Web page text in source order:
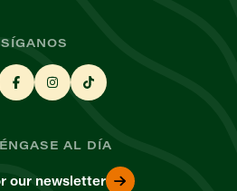
SÍGANOS
AL DÍA
our newsletter